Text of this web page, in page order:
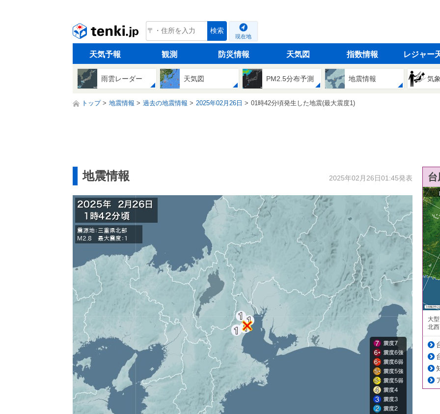
tenki.jp 検索
現在地
天気予報 観測 防災情報 天気図 指数情報 レジャー
雨雲レーダー 天気図 PM2.5分布予測 地震情報 気
トップ 地震情報 過去の地震情報 2025年02月26日 01時42分頃発生した地震(最大震度1)
地震情報 2025年02月26日01:45発表
大
北